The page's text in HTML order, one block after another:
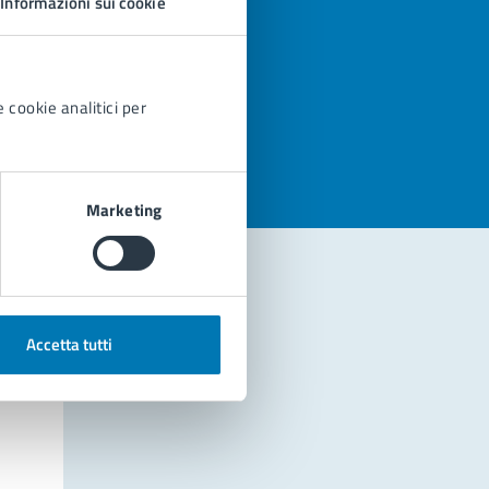
cookie analitici per
Marketing
Accetta tutti